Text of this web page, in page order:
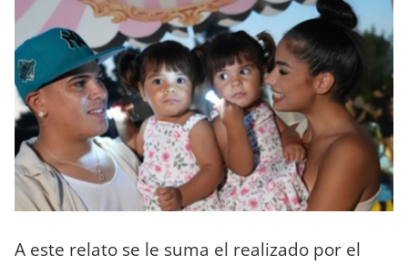
A este relato se le suma el realizado por el